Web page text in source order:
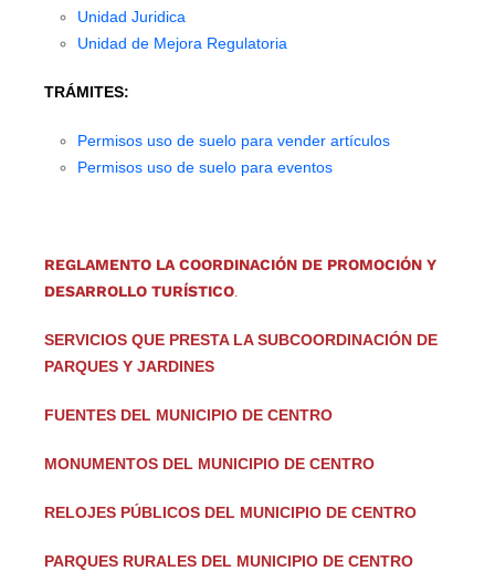
Unidad Juridica
Unidad de Mejora Regulatoria
TRÁMITES:
Permisos uso de suelo para vender artículos
Permisos uso de suelo para eventos
REGLAMENTO LA COORDINACIÓN DE PROMOCIÓN Y
DESARROLLO TURÍSTICO.
SERVICIOS QUE PRESTA LA SUBCOORDINACIÓN DE
PARQUES Y JARDINES
FUENTES DEL MUNICIPIO DE CENTRO
MONUMENTOS DEL MUNICIPIO DE CENTRO
RELOJES PÚBLICOS DEL MUNICIPIO DE CENTRO
PARQUES RURALES DEL MUNICIPIO DE CENTRO